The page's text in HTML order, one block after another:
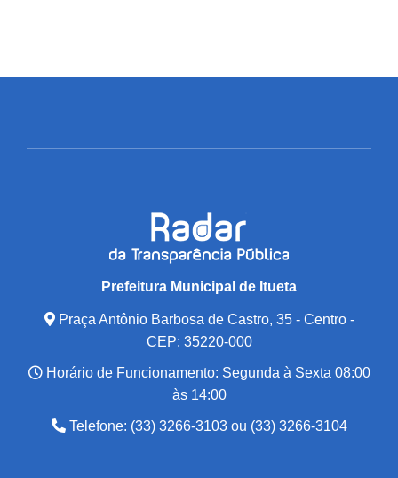
Prefeitura Municipal de Itueta
Praça Antônio Barbosa de Castro, 35 - Centro -
CEP: 35220-000
Horário de Funcionamento: Segunda à Sexta 08:00
às 14:00
Telefone: (33) 3266-3103 ou (33) 3266-3104